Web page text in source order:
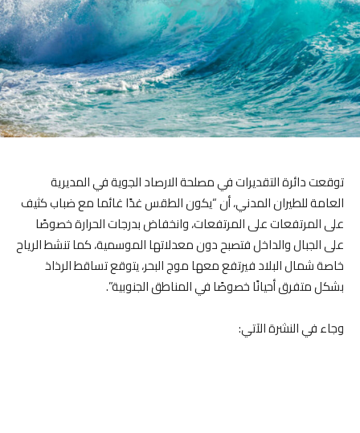
توقعت دائرة التقديرات في مصلحة الارصاد الجوية في المديرية
العامة للطيران المدني، أن “يكون الطقس غدًا غائما مع ضباب كثيف
على المرتفعات على المرتفعات، وانخفاض بدرجات الحرارة خصوصًا
على الجبال والداخل فتصبح دون معدلاتها الموسمية، كما تنشط الرياح
خاصة شمال البلاد فيرتفع معها موج البحر، يتوقع تساقط الرذاذ
بشكل متفرق أحيانًا خصوصًا في المناطق الجنوبية”.
وجاء في النشرة الآتي: